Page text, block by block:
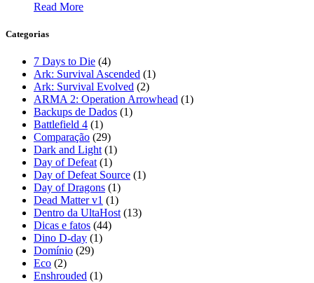
Read More
Categorias
7 Days to Die (4)
Ark: Survival Ascended (1)
Ark: Survival Evolved (2)
ARMA 2: Operation Arrowhead (1)
Backups de Dados (1)
Battlefield 4 (1)
Comparação (29)
Dark and Light (1)
Day of Defeat (1)
Day of Defeat Source (1)
Day of Dragons (1)
Dead Matter v1 (1)
Dentro da UltaHost (13)
Dicas e fatos (44)
Dino D-day (1)
Domínio (29)
Eco (2)
Enshrouded (1)